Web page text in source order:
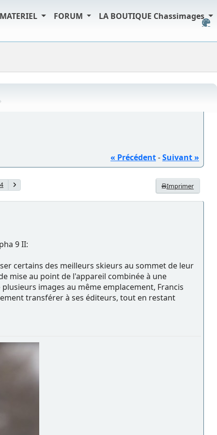
FORUM LA BOUTIQUE Chassimages
« Précédent-Suivant »
Imprimer
9 II:
certains des meilleurs skieurs au sommet de leur
mise au point de l'appareil combinée à une
images au même emplacement, Francis
transférer à ses éditeurs, tout en restant